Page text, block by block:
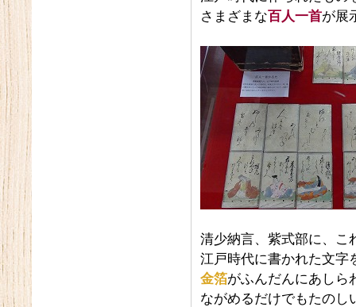
さまざまな百人一首が展
清少納言、紫式部に、こ
江戸時代に書かれた文字
金箔がふんだんにあしら
ながめるだけでもたのし